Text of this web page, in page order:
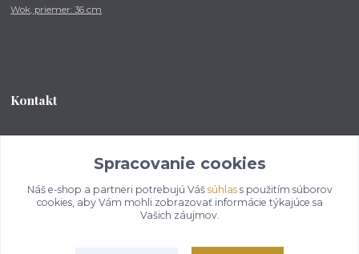
Wok, priemer: 36 cm
Kontakt
od 8:00 - do 16:00 hod
info@kotlikovesupravy.sk
Spracovanie cookies
Náš e-shop a partneri potrebujú Váš súhlass použitím súborov
cookies, aby Vám mohli zobrazovať informácie týkajúce sa
Vašich záujmov.